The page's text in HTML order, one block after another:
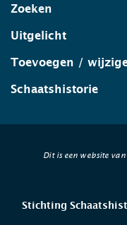
Zoeken
Uitgelicht
Toevoegen /
Schaatshistorie
Dit is een website van
Stichting